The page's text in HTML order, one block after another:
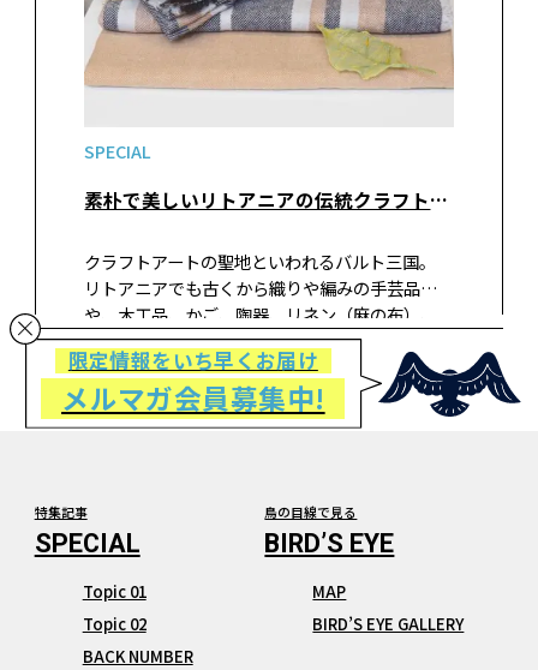
SPECIAL
素朴で美しいリトアニアの伝統クラフトアートが買えるおすすめショップ②リノ・ナマイ
クラフトアートの聖地といわれるバルト三国。
リトアニアでも古くから織りや編みの手芸品
や、木工品、かご、陶器、リネン（麻の布）、
蜜蝋などの手仕事が今でも盛んに行われていて
います。この国にはアーティストを育成するため
の自治体が運営する工房があり、伝統工芸を守り
若手作家を育てようという空気を感じられます。
限定情報をいち早くお届け
メルマガ会員募集中!
特集記事
Topic 01
Topic 02
BACK NUMBER
鳥の目線で見る
MAP
BIRD’S EYE GALLERY